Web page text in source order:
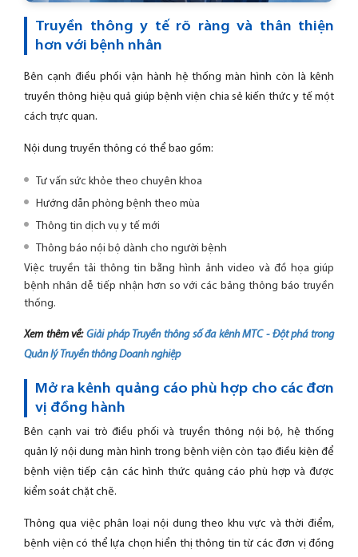
Truyền thông y tế rõ ràng và thân thiện
hơn với bệnh nhân
Bên cạnh điều phối vận hành hệ thống màn hình còn là kênh
truyền thông hiệu quả giúp bệnh viện chia sẻ kiến thức y tế một
cách trực quan.
Nội dung truyền thông có thể bao gồm:
Tư vấn sức khỏe theo chuyên khoa
Hướng dẫn phòng bệnh theo mùa
Thông tin dịch vụ y tế mới
Thông báo nội bộ dành cho người bệnh
Việc truyền tải thông tin bằng hình ảnh video và đồ họa giúp
bệnh nhân dễ tiếp nhận hơn so với các bảng thông báo truyền
thống.
Xem thêm về: Giải pháp Truyền thông số đa kênh MTC - Đột phá trong
Quản lý Truyền thông Doanh nghiệp
Mở ra kênh quảng cáo phù hợp cho các đơn
vị đồng hành
Bên cạnh vai trò điều phối và truyền thông nội bộ, hệ thống
quản lý nội dung màn hình trong bệnh viện còn tạo điều kiện để
bệnh viện tiếp cận các hình thức quảng cáo phù hợp và được
kiểm soát chặt chẽ.
Thông qua việc phân loại nội dung theo khu vực và thời điểm,
bệnh viện có thể lựa chọn hiển thị thông tin từ các đơn vị đồng